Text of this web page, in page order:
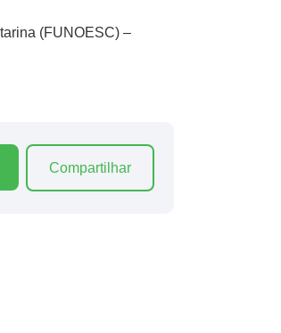
(FUNOESC) –
Compartilhar